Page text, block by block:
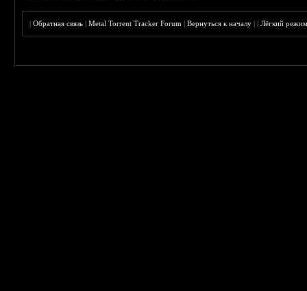
|Обратная связь |Metal Torrent Tracker Forum |Вернуться к началу ||Лёгкий